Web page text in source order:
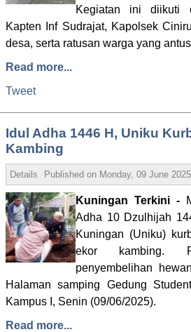
Kegiatan ini diikuti
Kapten Inf Sudrajat, Kapolsek
desa, serta ratusan warga yang
Read more...
Tweet
Idul Adha 1446 H, Uniku
Kambing
Details Published on Monday, 09 June
Kuningan Terkini -
Adha 10 Dzulhijah
Kuningan (Uniku)
ekor kambing.
penyembelihan
Halaman samping Gedung
Kampus I, Senin (09/06/2025).
Read more...